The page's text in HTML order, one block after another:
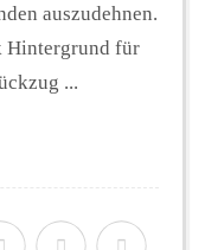
auszudehnen.
Hintergrund für
...